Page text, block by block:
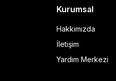
Kurumsal
Hakkımızda
İletişim
Yardım Merkezi